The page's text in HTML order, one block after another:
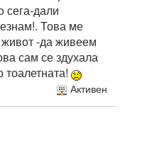
сега-дали
Това ме
-да живеем
сам се здухала
Активен